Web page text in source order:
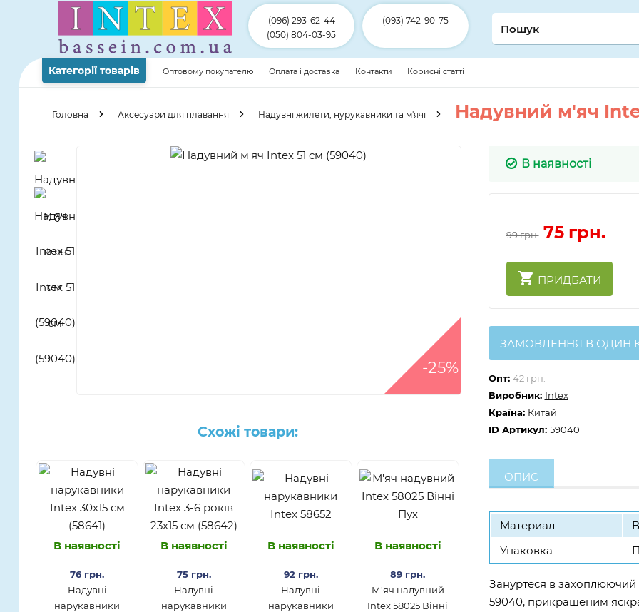
(096) 293-62-44
(050) 804-03-95
(093) 742-90-75
Категорії товарів Оптовому покупателю Оплата і доставка Контакти Корисні статті
Головна Аксесуари для плавання Надувні жилети, нурукавники та м'ячі Надувний м'яч
-25%
Схожі товари:
В наявності
76 грн.
Надувні
нарукавники
В наявності
75 грн.
Надувні
нарукавники
В наявності
92 грн.
​Надувні
нарукавники
В наявності
89 грн.
М'яч надувний
Intex 58025 Вінні
В наявності
99 грн. 75 грн.
ПРИДБАТИ
ЗАМОВЛЕННЯ В ОДИН
Опт: 42 грн.
Виробник: Intex
Країна: Китай
ID Артикул: 59040
ОПИС
Материал
Упаковка
Зануртеся в захоплюючий
59040, прикрашеним